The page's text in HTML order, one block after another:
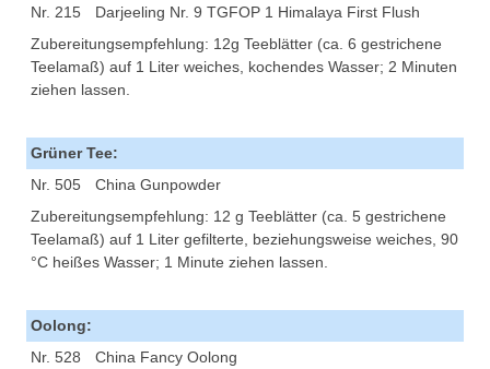
Nr. 215
Darjeeling Nr. 9 TGFOP 1 Himalaya First Flush
Zubereitungsempfehlung: 12g Teeblätter (ca. 6 gestrichene
Teelamaß) auf 1 Liter weiches, kochendes Wasser; 2 Minuten
ziehen lassen.
Grüner Tee:
Nr. 505
China Gunpowder
Zubereitungsempfehlung: 12 g Teeblätter (ca. 5 gestrichene
Teelamaß) auf 1 Liter gefilterte, beziehungsweise weiches, 90
°C heißes Wasser; 1 Minute ziehen lassen.
Oolong:
Nr. 528
China Fancy Oolong